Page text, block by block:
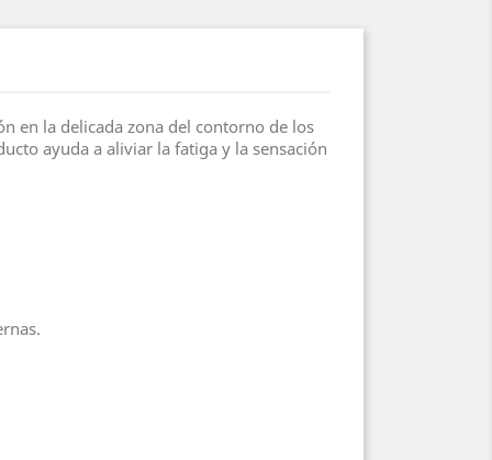
en la delicada zona del contorno de los
ayuda a aliviar la fatiga y la sensación